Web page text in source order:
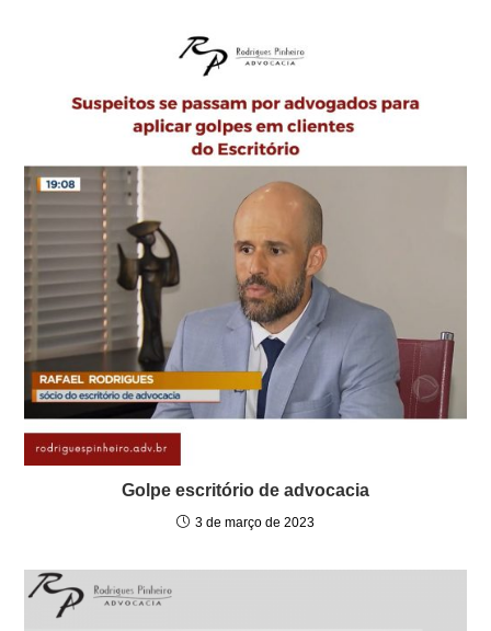
Golpe escritório de advocacia
3 de março de 2023